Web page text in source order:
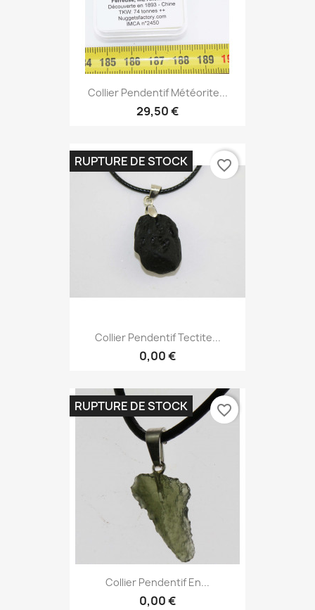
Collier Pendentif Météorite...
29,50 €
Collier Pendentif Tectite...
0,00 €
RUPTURE DE STOCK favorite_border
Collier Pendentif En...
0,00 €
RUPTURE DE STOCK favorite_border